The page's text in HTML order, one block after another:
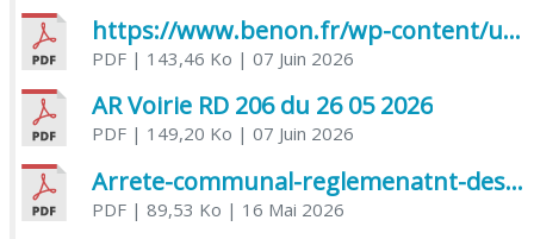
https://www.benon.fr/wp-content/uploads/2026/06/AR-Voirie-Chemin-de-Lafond-du-26-05-2026.pdf
PDF| 143,46 Ko | 07 Juin 2026
AR Voirie RD 206 du 26 05 2026
PDF| 149,20 Ko | 07 Juin 2026
Arrete-communal-reglemenatnt-des-bruits-de-voisinage-et-des-activites-bruyantes
PDF| 89,53 Ko | 16 Mai 2026